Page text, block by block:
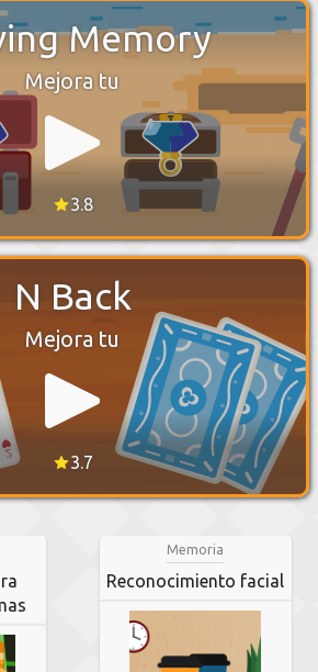
Memory
Mejora tu
3.8
N Back
Mejora tu
3.7
Memoria
Reconocimiento facial